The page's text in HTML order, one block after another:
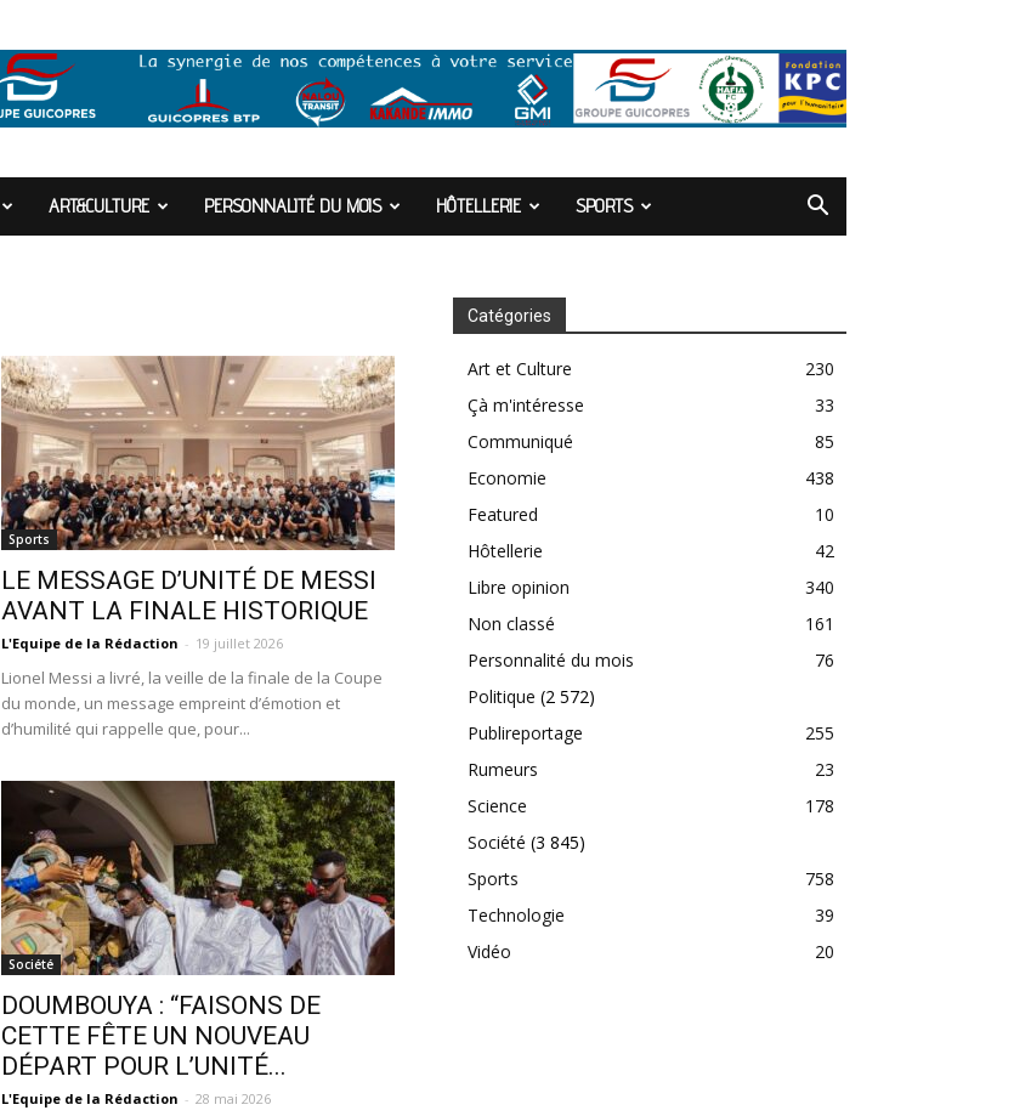
ART&CULTURE PERSONNALITÉ DU MOIS HÔTELLERIE SPORTS
Sports
LE MESSAGE D’UNITÉ DE MESSI
AVANT LA FINALE HISTORIQUE
L'Equipe de la Rédaction - 19 juillet 2026
Lionel Messi a livré, la veille de la finale de la Coupe
du monde, un message empreint d’émotion et
d’humilité qui rappelle que, pour...
Société
DOUMBOUYA : “FAISONS DE
CETTE FÊTE UN NOUVEAU
DÉPART POUR L’UNITÉ...
L'Equipe de la Rédaction - 28 mai 2026
Catégories
Art et Culture
230
Çà m'intéresse
33
Communiqué
85
Economie
438
Featured
10
Hôtellerie
42
Libre opinion
340
Non classé
161
Personnalité du mois
76
Politique (2 572)
Publireportage
255
Rumeurs
23
Science
178
Société (3 845)
Sports
758
Technologie
39
Vidéo
20